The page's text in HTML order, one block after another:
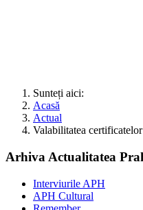
Sunteți aici:
Acasă
Actual
Valabilitatea
Arhiva Actualitatea
Interviurile APH
APH Cultural